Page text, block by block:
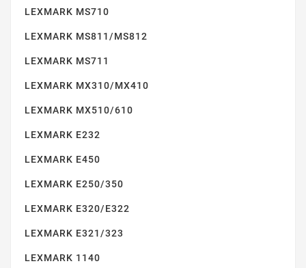
LEXMARK T650
LEXMARK MS710
LEXMARK MS811/MS812
LEXMARK MS711
LEXMARK MX310/MX410
LEXMARK MX510/610
LEXMARK E232
LEXMARK E450
LEXMARK E250/350
LEXMARK E320/E322
LEXMARK E321/323
LEXMARK 1140